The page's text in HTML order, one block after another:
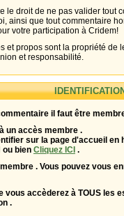
le droit de ne pas valider tout
ainsi que tout commentaire
votre participation à Cridem!
et propos sont la propriété de
et responsabilité.
il faut être
un accès membre .
sur la page d'accueil en
ou bien Cliquez ICI .
. Vous pouvez vous
vous accèderez à TOUS les
.